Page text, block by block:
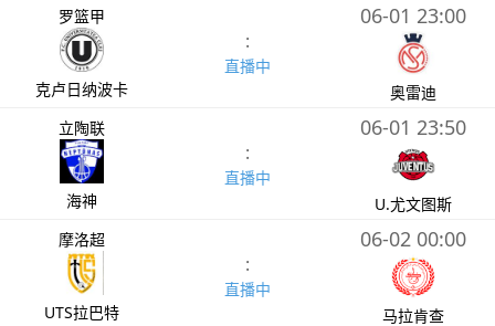
罗篮甲
克卢日纳波卡
:
直播中
06-01 23:00
奥雷迪
立陶联
海神
:
直播中
06-01 23:50
U.尤文图斯
摩洛超
UTS拉巴特
:
直播中
06-02 00:00
马拉肯查